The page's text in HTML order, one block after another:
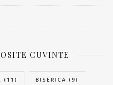
CUVINTE
(11) BISERICA (9)